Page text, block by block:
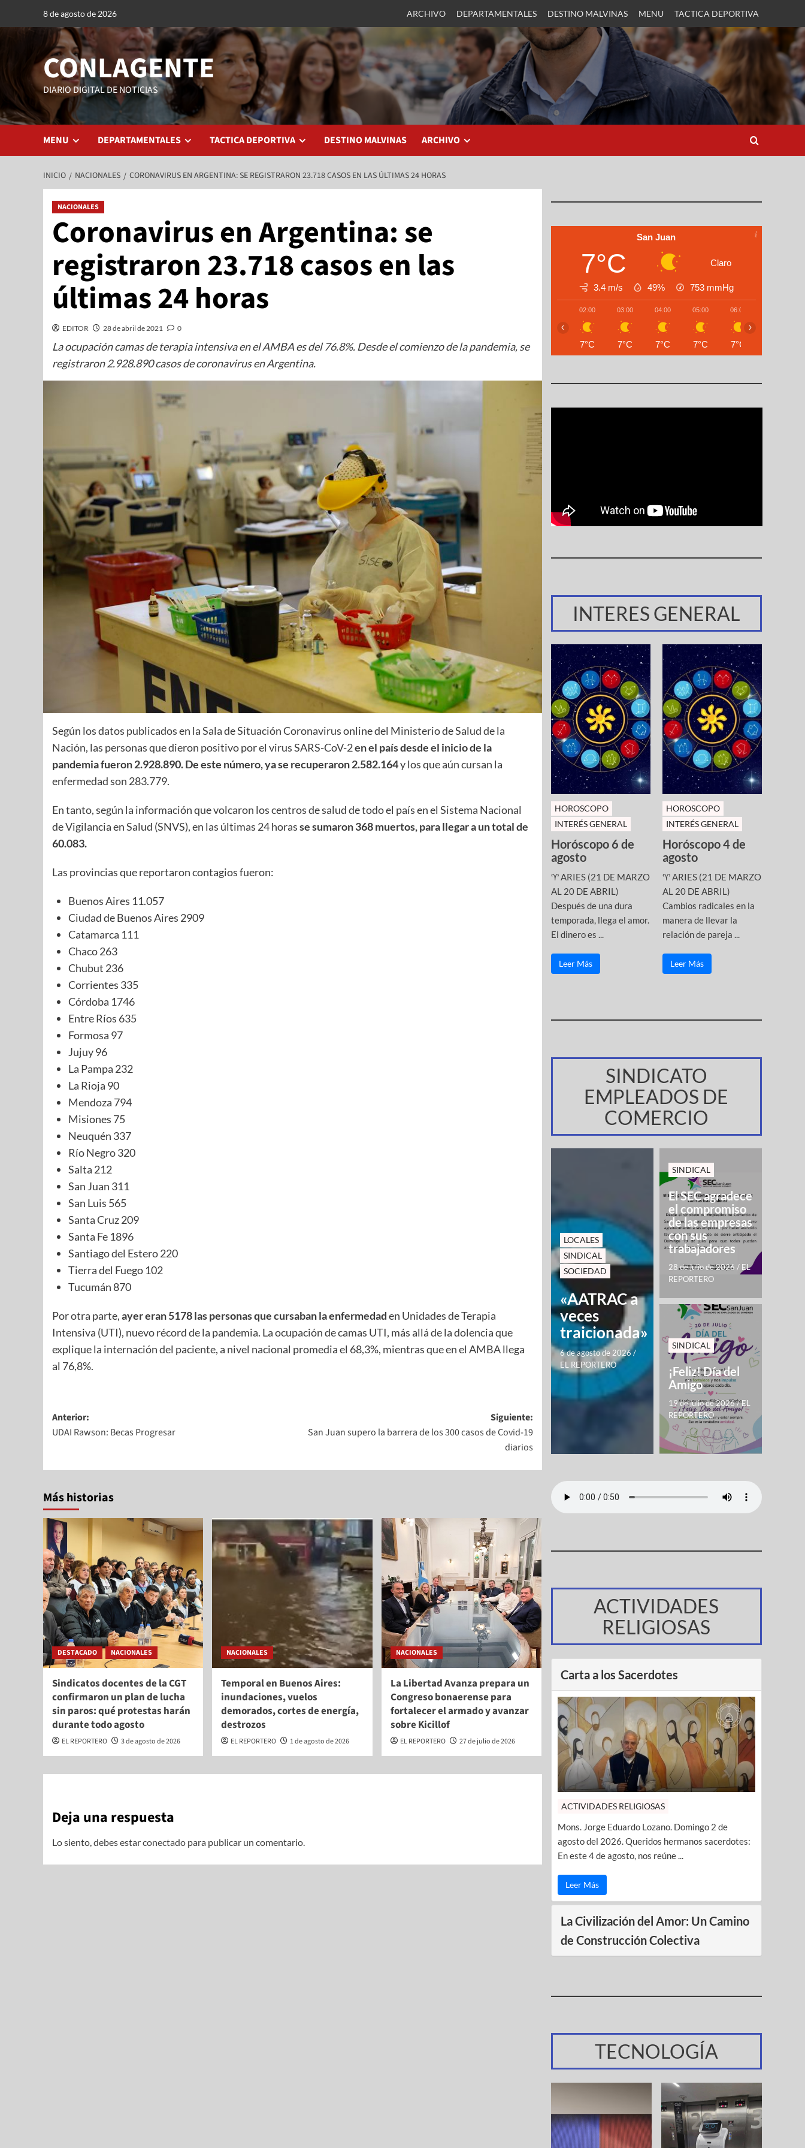
8 de agosto de 2026 ARCHIVO DEPARTAMENTALES DESTINO MALVINAS MENU TACTICA DEPORTIVA
CONLAGENTE
DIARIO DIGITAL DE NOTICIAS
MENU DEPARTAMENTALES TACTICA DEPORTIVA DESTINO MALVINAS ARCHIVO
INICIO NACIONALES CORONAVIRUS EN ARGENTINA: SE REGISTRARON 23.718 CASOS EN LAS ÚLTIMAS 24 HORAS
NACIONALES
Coronavirus en Argentina: se
registraron 23.718 casos en las
últimas 24 horas
EDITOR 28 de abril de 2021 0
La ocupación camas de terapia intensiva en el AMBA es del 76.8%. Desde el comienzo de la pandemia, se
registraron 2.928.890 casos de coronavirus en Argentina.
Según los datos publicados en la Sala de Situación Coronavirus online del Ministerio de Salud de la
Nación, las personas que dieron positivo por el virus SARS-CoV-2en el país desde el inicio de la
pandemia fueron 2.928.890. De este número, ya se recuperaron 2.582.164y los que aún cursan la
enfermedad son 283.779.
En tanto, según la información que volcaron los centros de salud de todo el país en el Sistema Nacional
de Vigilancia en Salud (SNVS), en las últimas 24 horasse sumaron 368 muertos, para llegar a un total de
60.083.
Las provincias que reportaron contagios fueron:
Buenos Aires 11.057
Ciudad de Buenos Aires 2909
Catamarca 111
Chaco 263
Chubut 236
Corrientes 335
Córdoba 1746
Entre Ríos 635
Formosa 97
Jujuy 96
La Pampa 232
La Rioja 90
Mendoza 794
Misiones 75
Neuquén 337
Río Negro 320
Salta 212
San Juan 311
San Luis 565
Santa Cruz 209
Santa Fe 1896
Santiago del Estero 220
Tierra del Fuego 102
Tucumán 870
Por otra parte,ayer eran 5178 las personas que cursaban la enfermedaden Unidades de Terapia
Intensiva (UTI), nuevo récord de la pandemia. La ocupación de camas UTI, más allá de la dolencia que
explique la internación del paciente, a nivel nacional promedia el 68,3%, mientras que en el AMBA llega
al 76,8%.
Anterior:
UDAI Rawson: Becas Progresar
Siguiente:
San Juan supero la barrera de los 300 casos de Covid-19
diarios
Más historias
DESTACADO NACIONALES
Sindicatos docentes de la CGT
confirmaron un plan de lucha
sin paros: qué protestas harán
durante todo agosto
EL REPORTERO 3 de agosto de 2026
NACIONALES
Temporal en Buenos Aires:
inundaciones, vuelos
demorados, cortes de energía,
destrozos
EL REPORTERO 1 de agosto de 2026
NACIONALES
La Libertad Avanza prepara un
Congreso bonaerense para
fortalecer el armado y avanzar
sobre Kicillof
EL REPORTERO 27 de julio de 2026
Deja una respuesta
Lo siento, debes estarconectado para publicar un comentario.
San Juan
7°C Claro
3.4 m/s 49% 753 mmHg
02:00
7°C
03:00
7°C
04:00
7°C
05:00
7°C
06:00
7°C
‹ ›
INTERES GENERAL
HOROSCOPO
INTERÉS GENERAL
Horóscopo 6 de
agosto
♈ ARIES (21 DE MARZO
AL 20 DE ABRIL)
Después de una dura
temporada, llega el amor.
El dinero es ...
Leer Más
HOROSCOPO
INTERÉS GENERAL
Horóscopo 4 de
agosto
♈ ARIES (21 DE MARZO
AL 20 DE ABRIL)
Cambios radicales en la
manera de llevar la
relación de pareja ...
Leer Más
SINDICATO
EMPLEADOS DE
COMERCIO
LOCALES
SINDICAL
SOCIEDAD
«AATRAC a
veces
traicionada»
6 de agosto de 2026/
EL REPORTERO
SINDICAL
El SEC agradece
el compromiso
de las empresas
con sus
trabajadores
28 de julio de 2026 / EL
REPORTERO
SINDICAL
¡Feliz! Día del
Amigo
19 de julio de 2026/EL
REPORTERO
ACTIVIDADES
RELIGIOSAS
Carta a los Sacerdotes
ACTIVIDADES RELIGIOSAS
Mons. Jorge Eduardo Lozano. Domingo 2 de
agosto del 2026. Queridos hermanos sacerdotes:
En este 4 de agosto, nos reúne ...
Leer Más
La Civilización del Amor: Un Camino
de Construcción Colectiva
TECNOLOGÍA